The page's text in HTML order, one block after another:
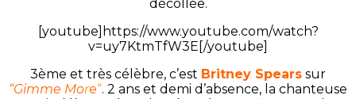
décollée.
[youtube]https://www.youtube.com/watch?
v=uy7KtmTfW3E[/youtube]
3ème et très célèbre, c’est Britney Spears sur
“Gimme More“. 2 ans et demi d’absence, la chanteuse